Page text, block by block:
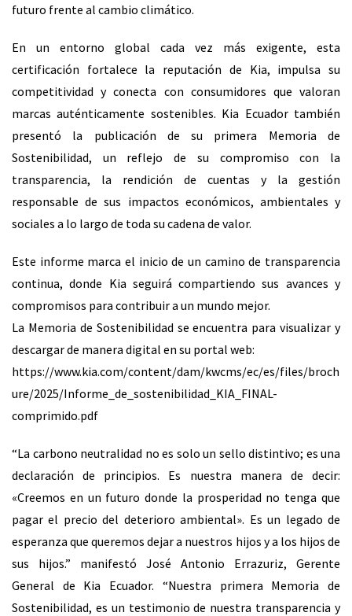
futuro frente al cambio climático.
En un entorno global cada vez más exigente, esta
certificación fortalece la reputación de Kia, impulsa su
competitividad y conecta con consumidores que valoran
marcas auténticamente sostenibles. Kia Ecuador también
presentó la publicación de su primera Memoria de
Sostenibilidad, un reflejo de su compromiso con la
transparencia, la rendición de cuentas y la gestión
responsable de sus impactos económicos, ambientales y
sociales a lo largo de toda su cadena de valor.
Este informe marca el inicio de un camino de transparencia
continua, donde Kia seguirá compartiendo sus avances y
compromisos para contribuir a un mundo mejor.
La Memoria de Sostenibilidad se encuentra para visualizar y
descargar de manera digital en su portal web:
https://www.kia.com/content/dam/kwcms/ec/es/files/broch
ure/2025/Informe_de_sostenibilidad_KIA_FINAL-
comprimido.pdf
“La carbono neutralidad no es solo un sello distintivo; es una
declaración de principios. Es nuestra manera de decir:
«Creemos en un futuro donde la prosperidad no tenga que
pagar el precio del deterioro ambiental». Es un legado de
esperanza que queremos dejar a nuestros hijos y a los hijos de
sus hijos.” manifestó José Antonio Errazuriz, Gerente
General de Kia Ecuador. “Nuestra primera Memoria de
Sostenibilidad, es un testimonio de nuestra transparencia y